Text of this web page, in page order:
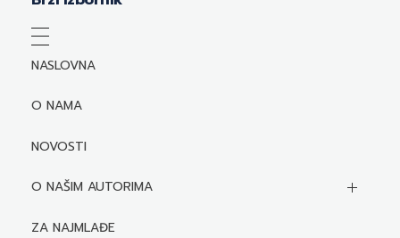
NASLOVNA
O NAMA
NOVOSTI
O NAŠIM AUTORIMA
Biografije autora
ZA NAJMLAĐE